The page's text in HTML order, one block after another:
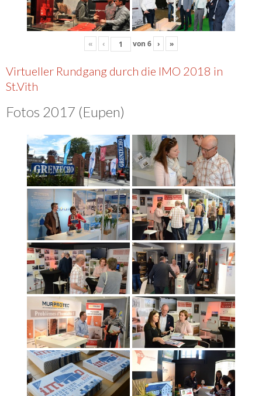
« ‹ von 6 › »
Virtueller Rundgang durch die IMO 2018 in
St.Vith
Fotos 2017 (Eupen)